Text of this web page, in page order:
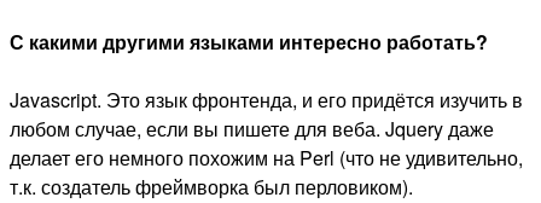
С какими другими языками интересно работать?
Javascript. Это язык фронтенда, и его придётся изучить в
любом случае, если вы пишете для веба. Jquery даже
делает его немного похожим на Perl (что не удивительно,
т.к. создатель фреймворка был перловиком).